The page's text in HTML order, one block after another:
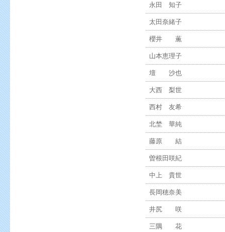
永田 知子
太田奈緒子
櫻井 薫
山本恵理子
壇 沙也
大西 梨世
西村 友希
北埜 華純
藤原 結
曽根田咲紀
中上 貴世
長岡穂奈美
井尻 咲
三隅 花